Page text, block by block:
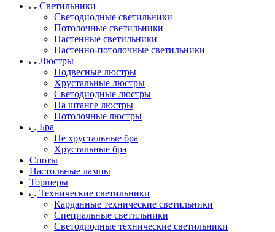
Светильники
Светодиодные светильники
Потолочные светильники
Настенные светильники
Настенно-потолочные светильники
Люстры
Подвесные люстры
Хрустальные люстры
Светодиодные люстры
На штанге люстры
Потолочные люстры
Бра
Не хрустальные бра
Хрустальные бра
Споты
Настольные лампы
Торшеры
Технические светильники
Карданные технические светильники
Специальные светильники
Светодиодные технические светильники